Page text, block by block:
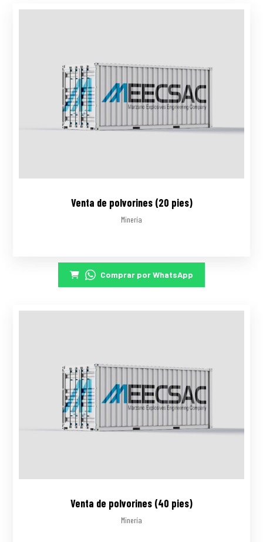
Venta de polvorines (20 pies)
Minería
Comprar por WhatsApp
Venta de polvorines (40 pies)
Minería